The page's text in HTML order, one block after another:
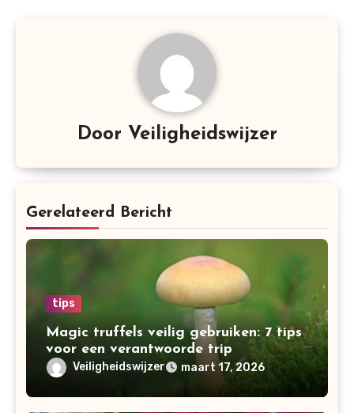
Door Veiligheidswijzer
Gerelateerd Bericht
tips
Magic truffels veilig gebruiken: 7 tips
voor een verantwoorde trip
Veiligheidswijzer maart 17, 2026